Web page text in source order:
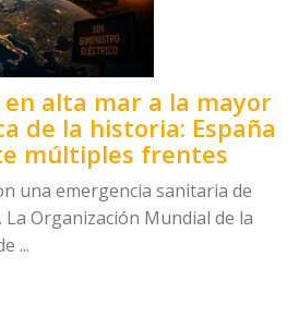
alta mar a la mayor
de la historia: España
múltiples frentes
una emergencia sanitaria de
Organización Mundial de la
...